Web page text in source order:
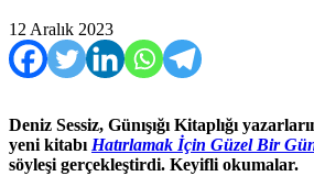
12 Aralık 2023
Deniz Sessiz, Günışığı Kitaplığı
yeni kitabıHatırlamak İçin Güzel Bir
söyleşi gerçekleştirdi. Keyifli okumalar.